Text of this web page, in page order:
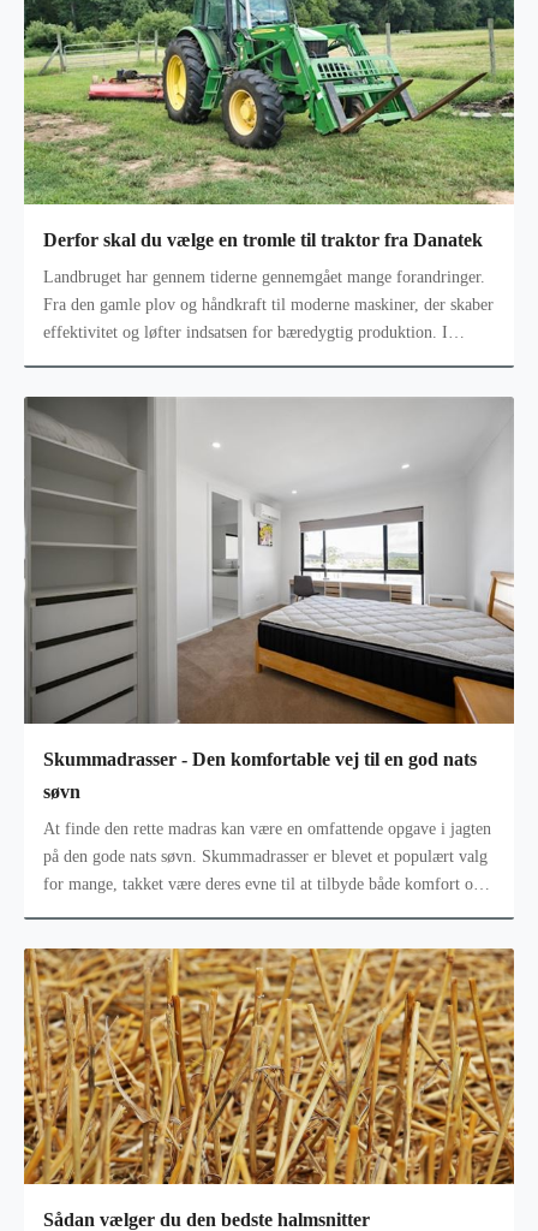
Derfor skal du vælge en tromle til traktor fra Danatek
Landbruget har gennem tiderne gennemgået mange forandringer.
Fra den gamle plov og håndkraft til moderne maskiner, der skaber
effektivitet og løfter indsatsen for bæredygtig produktion. I
Skummadrasser - Den komfortable vej til en god nats
søvn
At finde den rette madras kan være en omfattende opgave i jagten
på den gode nats søvn. Skummadrasser er blevet et populært valg
for mange, takket være deres evne til at tilbyde både komfort og
Sådan vælger du den bedste halmsnitter